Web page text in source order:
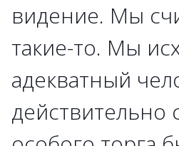
видение. Мы
такие-то. Мы
адекватный
действительно